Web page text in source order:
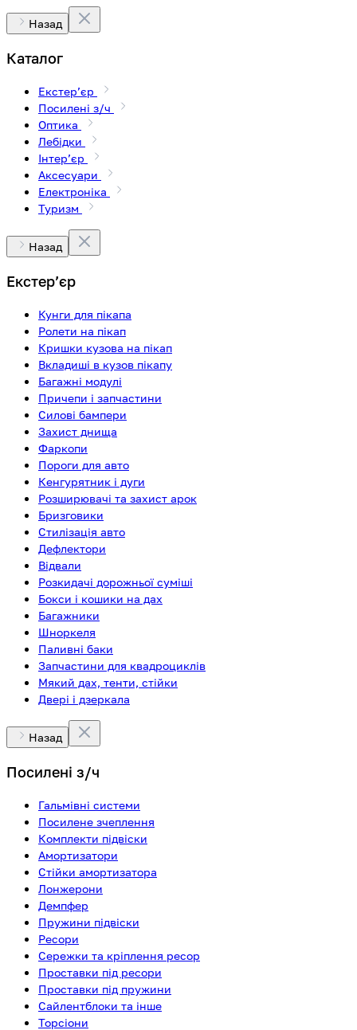
Назад
Каталог
Екстерʼєр
Посилені з/ч
Оптика
Лебідки
Інтерʼєр
Аксесуари
Електроніка
Туризм
Назад
Екстерʼєр
Кунги для пікапа
Ролети на пікап
Кришки кузова на пікап
Вкладиші в кузов пікапу
Багажні модулі
Причепи і запчастини
Силові бампери
Захист днища
Фаркопи
Пороги для авто
Кенгурятник і дуги
Розширювачі та захист арок
Бризговики
Стилізація авто
Дефлектори
Відвали
Розкидачі дорожньої суміші
Бокси і кошики на дах
Багажники
Шноркеля
Паливні баки
Запчастини для квадроциклів
Мякий дах, тенти, стійки
Двері і дзеркала
Назад
Посилені з/ч
Гальмівні системи
Посилене зчеплення
Комплекти підвіски
Амортизатори
Стійки амортизатора
Лонжерони
Демпфер
Пружини підвіски
Ресори
Сережки та кріплення ресор
Проставки під ресори
Проставки під пружини
Сайлентблоки та інше
Торсіони